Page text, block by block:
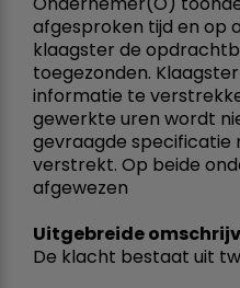
afgesproken tijd en op
klaagster de
toegezonden.
informatie te
gewerkte uren wordt
gevraagde specificatie
verstrekt. Op beide
afgewezen
Uitgebreide
De klacht bestaat uit